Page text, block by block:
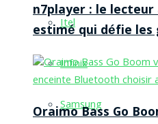
Itel
Infinix
Samsung
n7player : le
estimé qui défie
Oraimo Bass Go